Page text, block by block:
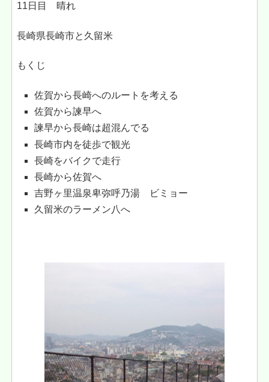
11日目 晴れ
長崎県長崎市と久留米
もくじ
佐賀から長崎へのルートを考える
佐賀から諫早へ
諫早から長崎は超混んでる
長崎市内を徒歩で観光
長崎をバイクで走行
長崎から佐賀へ
吉野ヶ里温泉卑弥呼乃湯 ビミョー
久留米のラーメン八へ